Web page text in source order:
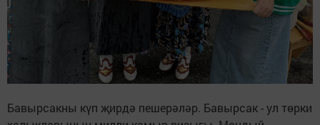
Бавырсакны күп җирдә пешерәләр. Бавырсак - ул төрки